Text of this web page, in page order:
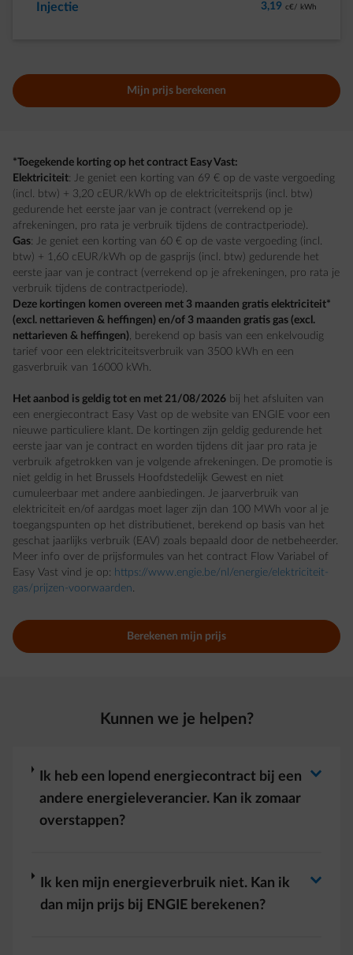
Injectie 3,19 c€/ kWh
Mijn prijs berekenen
*Toegekende korting op het contract Easy Vast:
Elektriciteit: Je geniet een korting van 69 € op de vaste vergoeding
(incl. btw) + 3,20 cEUR/kWh op de elektriciteitsprijs (incl. btw)
gedurende het eerste jaar van je contract (verrekend op je
afrekeningen, pro rata je verbruik tijdens de contractperiode).
Gas: Je geniet een korting van 60 € op de vaste vergoeding (incl.
btw) + 1,60 cEUR/kWh op de gasprijs (incl. btw) gedurende het
eerste jaar van je contract (verrekend op je afrekeningen, pro rata je
verbruik tijdens de contractperiode).
Deze kortingen komen overeen met 3 maanden gratis elektriciteit*
(excl. nettarieven & heffingen) en/of 3 maanden gratis gas (excl.
nettarieven & heffingen), berekend op basis van een enkelvoudig
tarief voor een elektriciteitsverbruik van 3500 kWh en een
gasverbruik van 16000 kWh.
Het aanbod is geldig tot en met 21/08/2026 bij het afsluiten van
een energiecontract Easy Vast op de website van ENGIE voor een
nieuwe particuliere klant. De kortingen zijn geldig gedurende het
eerste jaar van je contract en worden tijdens dit jaar pro rata je
verbruik afgetrokken van je volgende afrekeningen. De promotie is
niet geldig in het Brussels Hoofdstedelijk Gewest en niet
cumuleerbaar met andere aanbiedingen. Je jaarverbruik van
elektriciteit en/of aardgas moet lager zijn dan 100 MWh voor al je
toegangspunten op het distributienet, berekend op basis van het
geschat jaarlijks verbruik (EAV) zoals bepaald door de netbeheerder.
Meer info over de prijsformules van het contract Flow Variabel of
Easy Vast vind je op: https://www.engie.be/nl/energie/elektriciteit-
gas/prijzen-voorwaarden.
Berekenen mijn prijs
Kunnen we je helpen?
Ik heb een lopend energiecontract bij een
andere energieleverancier. Kan ik zomaar
overstappen?
arrow-right
Ik ken mijn energieverbruik niet. Kan ik
dan mijn prijs bij ENGIE berekenen?
arrow-right